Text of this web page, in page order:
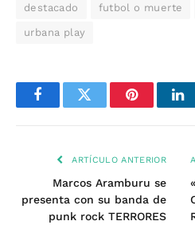
destacado futbol o muerte
urbana play
FacebookTwitter Pinterest
ARTÍCULO ANTERIOR
Marcos Aramburu se
presenta con su banda de
punk rock TERRORES